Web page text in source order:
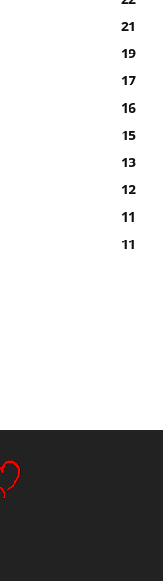
21
19
17
16
15
13
12
11
11